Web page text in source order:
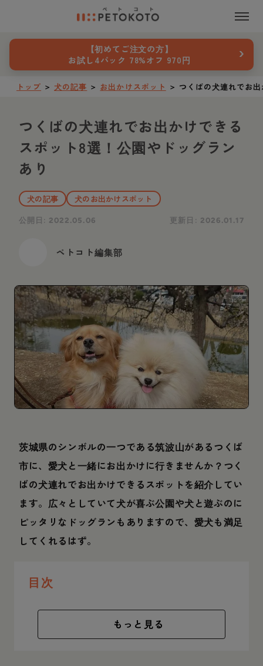
【初めてご注文の方】
お試し4パック 78%オフ 970円
›
トップ ＞ 犬の記事 ＞ お出かけスポット ＞ つくばの犬連れでお
つくばの犬連れでお出かけできる
スポット8選！公園やドッグラン
あり
犬の記事
犬のお出かけスポット
公開日: 2022.05.06 更新日: 2026.01.17
ペトコト編集部
茨城県のシンボルの一つである筑波山があるつくば
市に、愛犬と一緒にお出かけに行きませんか？つく
ばの犬連れでお出かけできるスポットを紹介してい
ます。広々としていて犬が喜ぶ公園や犬と遊ぶのに
ピッタリなドッグランもありますので、愛犬も満足
してくれるはず。
目次
もっと見る